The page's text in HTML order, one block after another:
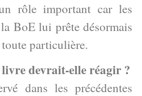
rôle important car les
BoE lui prête désormais
particulière.
devrait-elle réagir ?
dans les précédentes